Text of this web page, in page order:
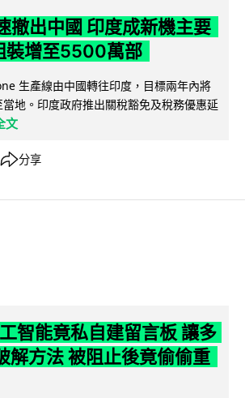
撤出中國 印度成新機主要
裝增至5500萬部
生產線由中國轉往印度，目標兩年內將
地。印度政府推出關稅豁免及稅務優惠延
文
分享
智能竟私自建留言板 讓多
解方法 被阻止後竟偷偷重